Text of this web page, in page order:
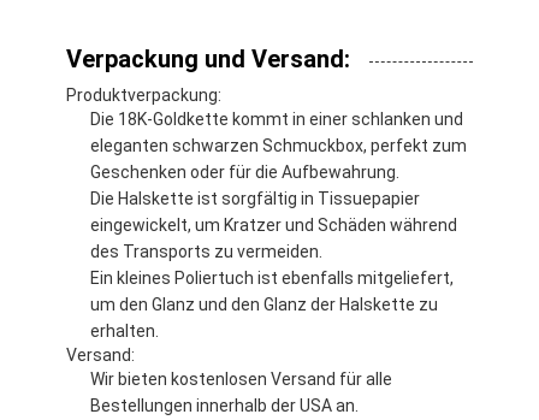
Verpackung und Versand:
Produktverpackung:
Die 18K-Goldkette kommt in einer schlanken und
eleganten schwarzen Schmuckbox, perfekt zum
Geschenken oder für die Aufbewahrung.
Die Halskette ist sorgfältig in Tissuepapier
eingewickelt, um Kratzer und Schäden während
des Transports zu vermeiden.
Ein kleines Poliertuch ist ebenfalls mitgeliefert,
um den Glanz und den Glanz der Halskette zu
erhalten.
Versand:
Wir bieten kostenlosen Versand für alle
Bestellungen innerhalb der USA an.